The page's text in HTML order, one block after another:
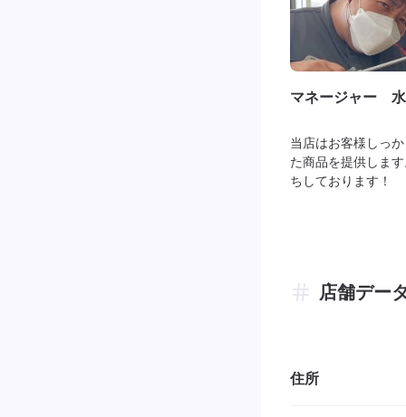
マネージャー
当店はお客様しっ
た商品を提供しま
ちしております！
店舗デー
住所